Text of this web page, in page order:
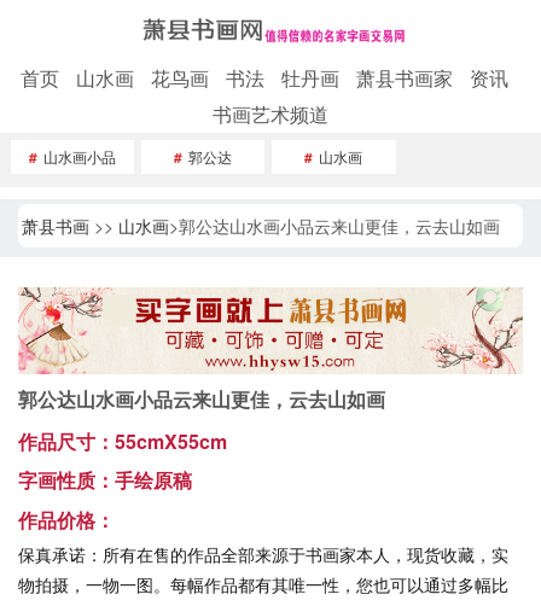
首页 山水画 花鸟画 书法 牡丹画 萧县书画家
资讯
书画艺术频道
# 山水画小品 # 郭公达 # 山水画
萧县书画>> 山水画>郭公达山水画小品云来山更佳，云去山如画
郭公达山水画小品云来山更佳，云去山如画
作品尺寸：55cmX55cm
字画性质：手绘原稿
作品价格：
保真承诺： 所有在售的作品全部来源于书画家本人，现货收藏，实
物拍摄，一物一图。每幅作品都有其唯一性，您也可以通过多幅比